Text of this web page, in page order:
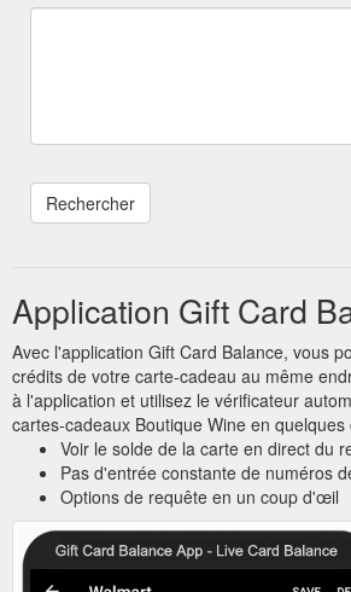
Application Gift Card
Avec l'application Gift Card Balance, vous
crédits de votre carte-cadeau au même
à l'application et utilisez le vérificateur
cartes-cadeaux Boutique Wine en quelques
Voir le solde de la carte en direct du
Pas d'entrée constante de numéros
Options de requête en un coup d'œil